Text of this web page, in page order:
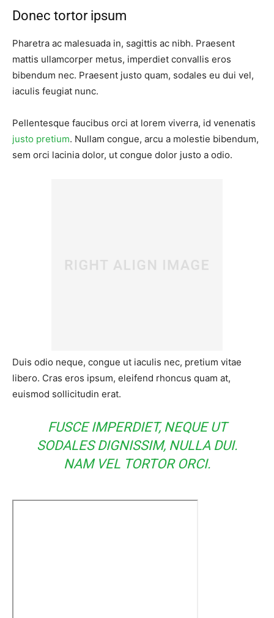
Donec tortor ipsum
Pharetra ac malesuada in, sagittis ac nibh. Praesent
mattis ullamcorper metus, imperdiet convallis eros
bibendum nec. Praesent justo quam, sodales eu dui vel,
iaculis feugiat nunc.
Pellentesque faucibus orci at lorem viverra, id venenatis
justo pretium. Nullam congue, arcu a molestie bibendum,
sem orci lacinia dolor, ut congue dolor justo a odio.
Duis odio neque, congue ut iaculis nec, pretium vitae
libero. Cras eros ipsum, eleifend rhoncus quam at,
euismod sollicitudin erat.
FUSCE IMPERDIET, NEQUE UT
SODALES DIGNISSIM, NULLA DUI.
NAM VEL TORTOR ORCI.